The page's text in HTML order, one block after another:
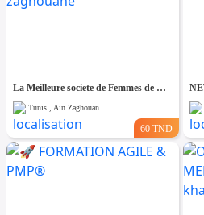
La Meilleure societe de Femmes de Ménage A Ain zaghouane
Tunis , Ain Zaghouan
60 TND